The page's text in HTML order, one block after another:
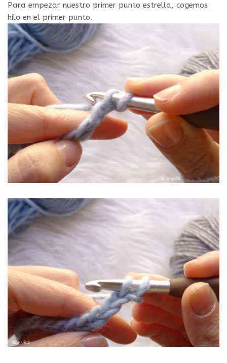
Para empezar nuestro primer punto estrella, cogemos
hilo en el primer punto.